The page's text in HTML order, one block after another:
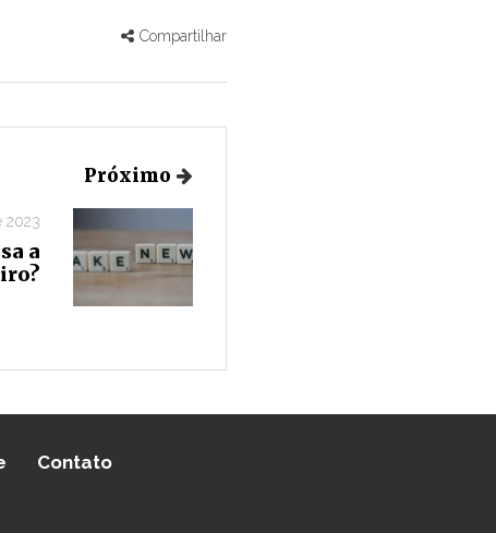
Compartilhar
Próximo
2023
a
Contato